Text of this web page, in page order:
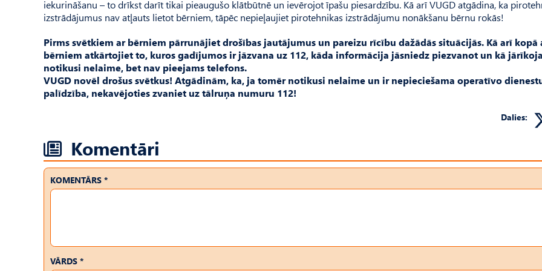
iekurināšanu – to drīkst darīt tikai pieaugušo klātbūtnē un ievērojot īpašu piesardzību. Kā arī VUGD atgādina, ka
izstrādājumus nav atļauts lietot bērniem, tāpēc nepieļaujiet pirotehnikas izstrādājumu nonākšanu bērnu rokās!
Pirms svētkiem ar bērniem pārrunājiet drošības jautājumus un pareizu rīcību dažādās situācijās. Kā arī kopā
bērniem atkārtojiet to, kuros gadījumos ir jāzvana uz 112, kāda informācija jāsniedz piezvanot un kā
notikusi nelaime, bet nav pieejams telefons.
VUGD novēl drošus svētkus! Atgādinām, ka, ja tomēr notikusi nelaime un ir nepieciešama operatīvo
palīdzība, nekavējoties zvaniet uz tālruņa numuru 112!
Dalies:
Komentāri
KOMENTĀRS *
VĀRDS *